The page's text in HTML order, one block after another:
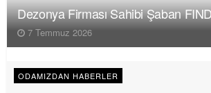
Dezonya Firması Sahibi Şaban
7 Temmuz 2026
ODAMIZDAN HABERLER